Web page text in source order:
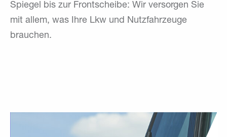
Spiegel bis zur Frontscheibe: Wir versorgen Sie
mit allem, was Ihre Lkw und Nutzfahrzeuge
brauchen.